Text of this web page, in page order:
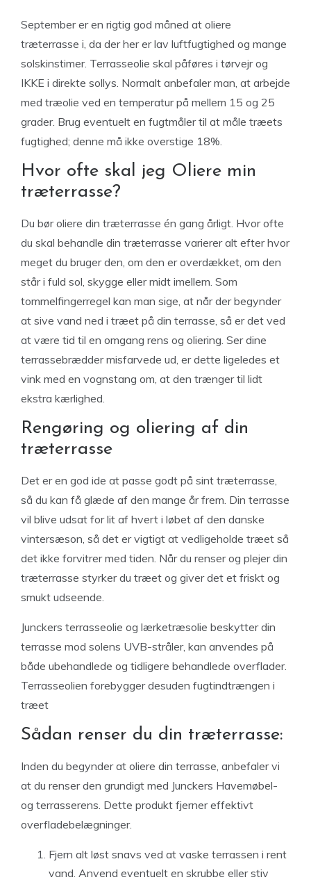
September er en rigtig god måned at oliere
træterrasse i, da der her er lav luftfugtighed og mange
solskinstimer. Terrasseolie skal påføres i tørvejr og
IKKE i direkte sollys. Normalt anbefaler man, at arbejde
med træolie ved en temperatur på mellem 15 og 25
grader. Brug eventuelt en fugtmåler til at måle træets
fugtighed; denne må ikke overstige 18%.
Hvor ofte skal jeg Oliere min
træterrasse?
Du bør oliere din træterrasse én gang årligt. Hvor ofte
du skal behandle din træterrasse varierer alt efter hvor
meget du bruger den, om den er overdækket, om den
står i fuld sol, skygge eller midt imellem. Som
tommelfingerregel kan man sige, at når der begynder
at sive vand ned i træet på din terrasse, så er det ved
at være tid til en omgang rens og oliering. Ser dine
terrassebrædder misfarvede ud, er dette ligeledes et
vink med en vognstang om, at den trænger til lidt
ekstra kærlighed.
Rengøring og oliering af din
træterrasse
Det er en god ide at passe godt på sint træterrasse,
så du kan få glæde af den mange år frem. Din terrasse
vil blive udsat for lit af hvert i løbet af den danske
vintersæson, så det er vigtigt at vedligeholde træet så
det ikke forvitrer med tiden. Når du renser og plejer din
træterrasse styrker du træet og giver det et friskt og
smukt udseende.
Junckers terrasseolie og lærketræsolie beskytter din
terrasse mod solens UVB-stråler, kan anvendes på
både ubehandlede og tidligere behandlede overflader.
Terrasseolien forebygger desuden fugtindtrængen i
træet
Sådan renser du din træterrasse:
Inden du begynder at oliere din terrasse, anbefaler vi
at du renser den grundigt med Junckers Havemøbel-
og terrasserens. Dette produkt fjerner effektivt
overfladebelægninger.
Fjern alt løst snavs ved at vaske terrassen i rent
vand. Anvend eventuelt en skrubbe eller stiv